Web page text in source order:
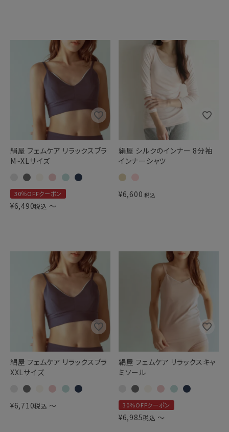
絹屋 フェムケア リラックスブラ
M~XLサイズ
30％OFFクーポン
¥6,490税込 〜
絹屋 シルクのインナー 8分袖
インナーシャツ
¥6,600 税込
絹屋 フェムケア リラックスブラ
XXLサイズ
¥6,710税込 〜
絹屋 フェムケア リラックスキャ
ミソール
30％OFFクーポン
¥6,985税込 〜